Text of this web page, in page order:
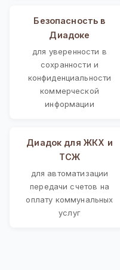
Безопасность в
Диадоке
для уверенности в
сохранности и
конфиденциальности
коммерческой
информации
Диадок для ЖКХ и
ТСЖ
для автоматизации
передачи счетов на
оплату коммунальных
услуг